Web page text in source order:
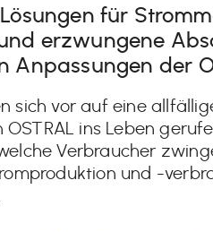
für
erzwungene
Anpassungen der
sich vor auf eine
ins Leben
Verbraucher
und -